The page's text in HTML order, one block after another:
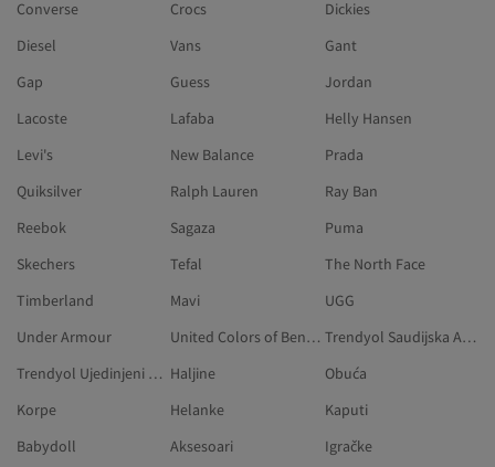
Converse
Crocs
Dickies
Diesel
Vans
Gant
Gap
Guess
Jordan
Lacoste
Lafaba
Helly Hansen
Levi's
New Balance
Prada
Quiksilver
Ralph Lauren
Ray Ban
Reebok
Sagaza
Puma
Skechers
Tefal
The North Face
Timberland
Mavi
UGG
Under Armour
United Colors of Benetton
Trendyol Saudijska Arabija
Trendyol Ujedinjeni Arapski Emirati Haljine
Obuća
Korpe
Helanke
Kaputi
Babydoll
Aksesoari
Igračke